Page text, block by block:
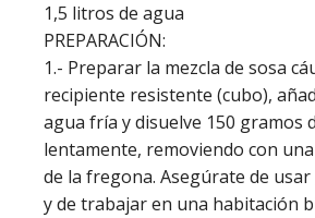
1,5 litros de agua
PREPARACIÓN:
1.- Preparar la mezcla de sosa
recipiente resistente (cubo),
agua fría y disuelve 150 gramos
lentamente, removiendo con
de la fregona. Asegúrate de
y de trabajar en una habitación